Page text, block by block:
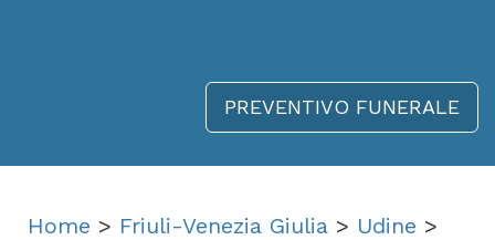
PREVENTIVO FUNERALE
Home > Friuli-Venezia Giulia > Udine >